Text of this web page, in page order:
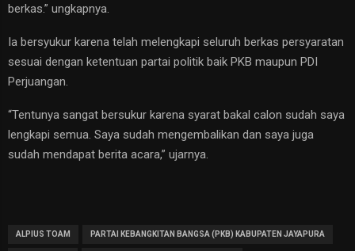
berkas.” ungkapnya.
Ia bersyukur karena telah melengkapi seluruh berkas persyaratan
sesuai dengan ketentuan partai politik baik PKB maupun PDI
Perjuangan.
“Tentunya sangat bersukur karena syarat bakal calon sudah saya
lengkapi semua. Saya sudah mengembalikan dan saya juga
sudah mendapat berita acara,” ujarnya.
ALPIUS TOAM PARTAI KEBANGKITAN BANGSA (PKB) KABUPATEN JAYAPURA